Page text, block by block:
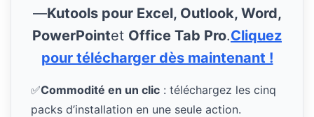
—Kutools pour Excel, Outlook, Word,
PowerPointet Office Tab Pro.Cliquez
pour télécharger dès maintenant !
✅Commodité en un clic : téléchargez les cinq
packs d’installation en une seule action.